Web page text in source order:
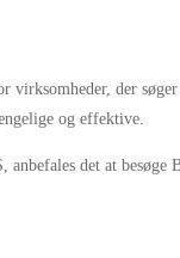
der
og effektive.
det at